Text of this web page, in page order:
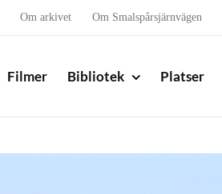
Om arkivet Om Smalspårsjärnvägen
Filmer Bibliotek Platser